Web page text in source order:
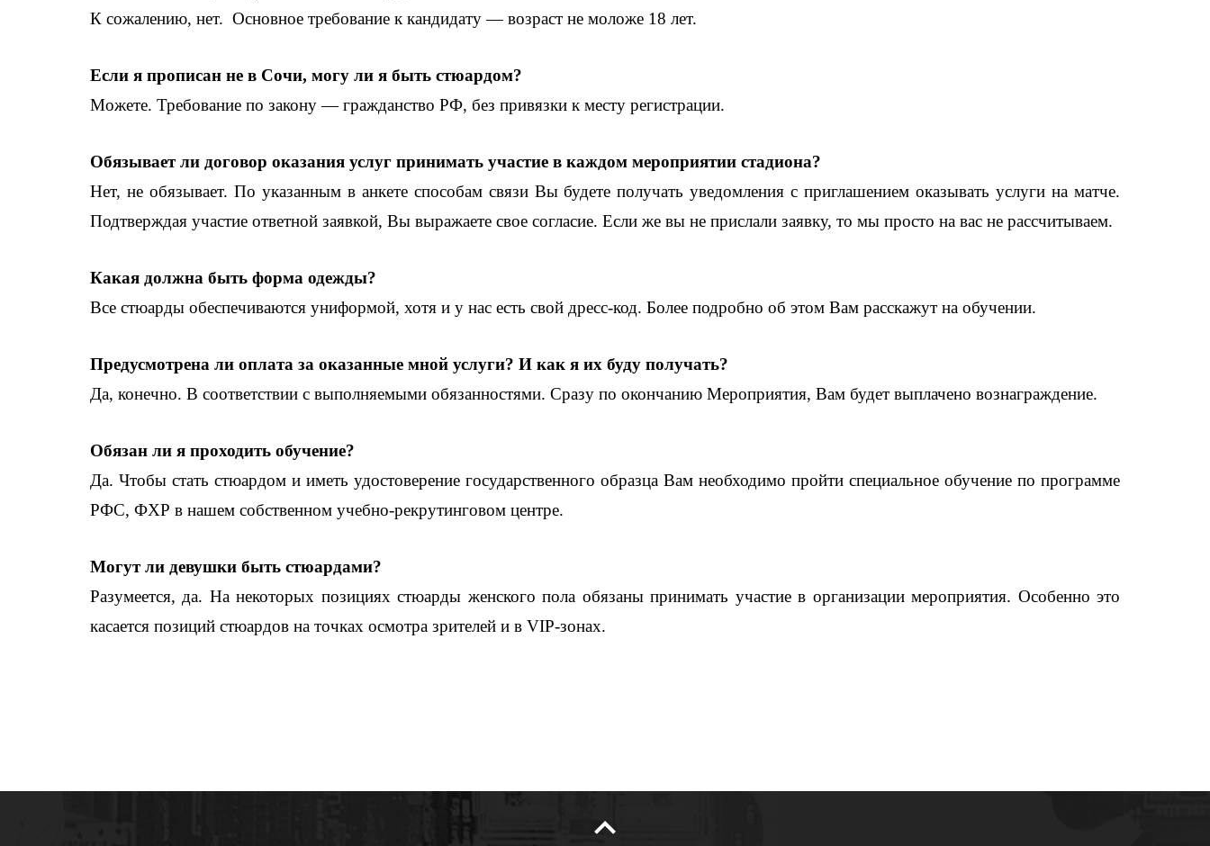
К сожалению, нет. Основное требование к кандидату — возраст не моложе 18 лет.
Если я прописан не в Сочи, могу ли я быть стюардом?
Можете. Требование по закону — гражданство РФ, без привязки к месту регистрации.
Обязывает ли договор оказания услуг принимать участие в каждом мероприятии стадиона?
Нет, не обязывает. По указанным в анкете способам связи Вы будете получать уведомления с приглашением оказывать услуги на матче.
Подтверждая участие ответной заявкой, Вы выражаете свое согласие. Если же вы не прислали заявку, то мы просто на вас не рассчитываем.
Какая должна быть форма одежды?
Все стюарды обеспечиваются униформой, хотя и у нас есть свой дресс-код. Более подробно об этом Вам расскажут на обучении.
Предусмотрена ли оплата за оказанные мной услуги? И как я их буду получать?
Да, конечно. В соответствии с выполняемыми обязанностями. Сразу по окончанию Мероприятия, Вам будет выплачено вознаграждение.
Обязан ли я проходить обучение?
Да. Чтобы стать стюардом и иметь удостоверение государственного образца Вам необходимо пройти специальное обучение по программе
РФС, ФХР в нашем собственном учебно-рекрутинговом центре.
Могут ли девушки быть стюардами?
Разумеется, да. На некоторых позициях стюарды женского пола обязаны принимать участие в организации мероприятия. Особенно это
касается позиций стюардов на точках осмотра зрителей и в VIP-зонах.